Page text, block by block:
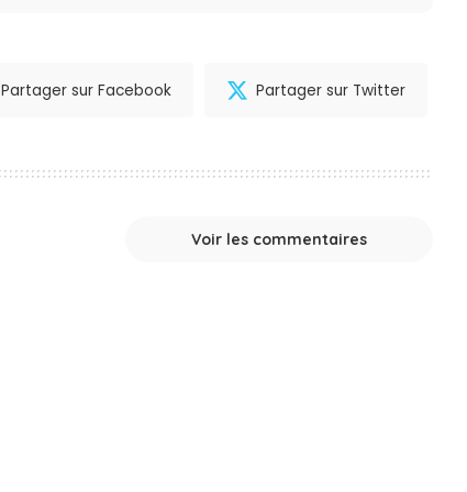
Partager sur Facebook Partager sur Twitter
Voir les commentaires